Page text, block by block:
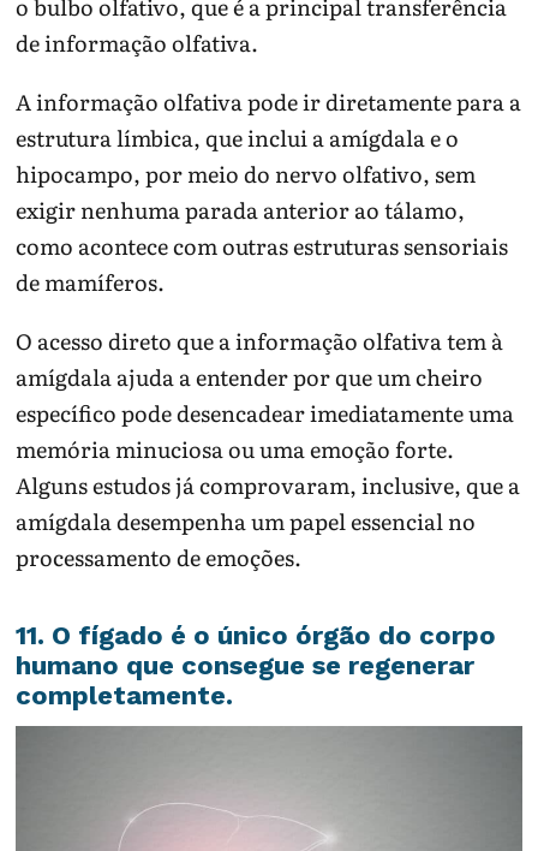
o bulbo olfativo, que é a principal transferência
de informação olfativa.
A informação olfativa pode ir diretamente para a
estrutura límbica, que inclui a amígdala e o
hipocampo, por meio do nervo olfativo, sem
exigir nenhuma parada anterior ao tálamo,
como acontece com outras estruturas sensoriais
de mamíferos.
O acesso direto que a informação olfativa tem à
amígdala ajuda a entender por que um cheiro
específico pode desencadear imediatamente uma
memória minuciosa ou uma emoção forte.
Alguns estudos já comprovaram, inclusive, que a
amígdala desempenha um papel essencial no
processamento de emoções.
11. O fígado é o único órgão do corpo
humano que consegue se regenerar
completamente.